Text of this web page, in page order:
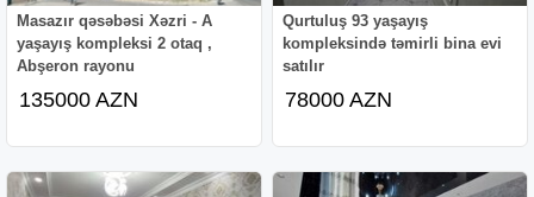
Masazır qəsəbəsi Xəzri - A
yaşayış kompleksi 2 otaq ,
Abşeron rayonu
135000 AZN
Qurtuluş 93 yaşayış
kompleksində təmirli bina evi
satılır
78000 AZN